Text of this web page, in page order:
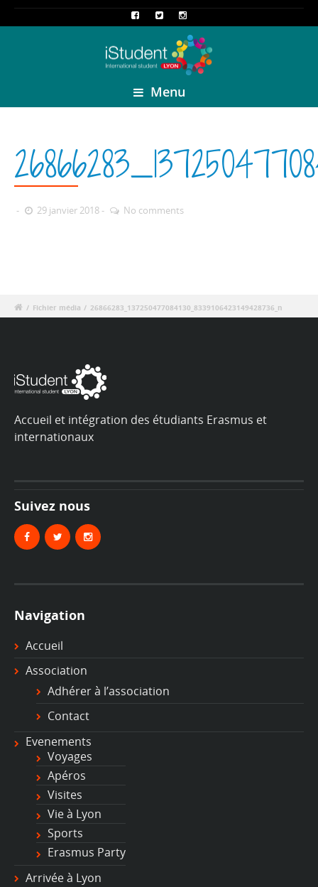
Menu
29 janvier 2018 No comments
/ Fichier média / 26866283_137250477084130_8339106423149428736_n
Accueil et intégration des étudiants Erasmus et
internationaux
Suivez nous
Navigation
Accueil
Association
Adhérer à l’association
Contact
Evenements
Voyages
Apéros
Visites
Vie à Lyon
Sports
Erasmus Party
Arrivée à Lyon